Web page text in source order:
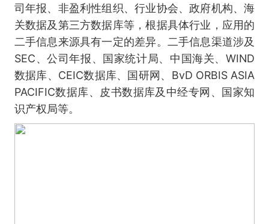
司年报、非盈利性组织、行业协会、政府机构、海
关数据及第三方数据库等，根据具体行业，应用的
二手信息来源具有一定的差异。二手信息渠道涉及
SEC、公司年报、国家统计局、中国海关、WIND
数据库、CEIC数据库、国研网、BvD ORBIS ASIA
PACIFIC数据库、皮书数据库及中经专网、国家知
识产权局等。